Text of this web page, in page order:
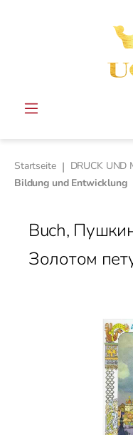
Startseite | DRUCK UND
Bildung und Entwicklung
Buch,
Золотом